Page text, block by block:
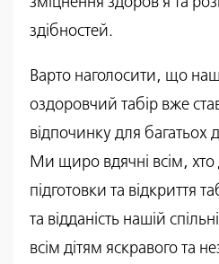
здібностей.
Варто наголосити, що
оздоровчий табір вже
відпочинку для багатьох
Ми щиро вдячні всім, хто
підготовки та відкриття
та відданість нашій
всім дітям яскравого та